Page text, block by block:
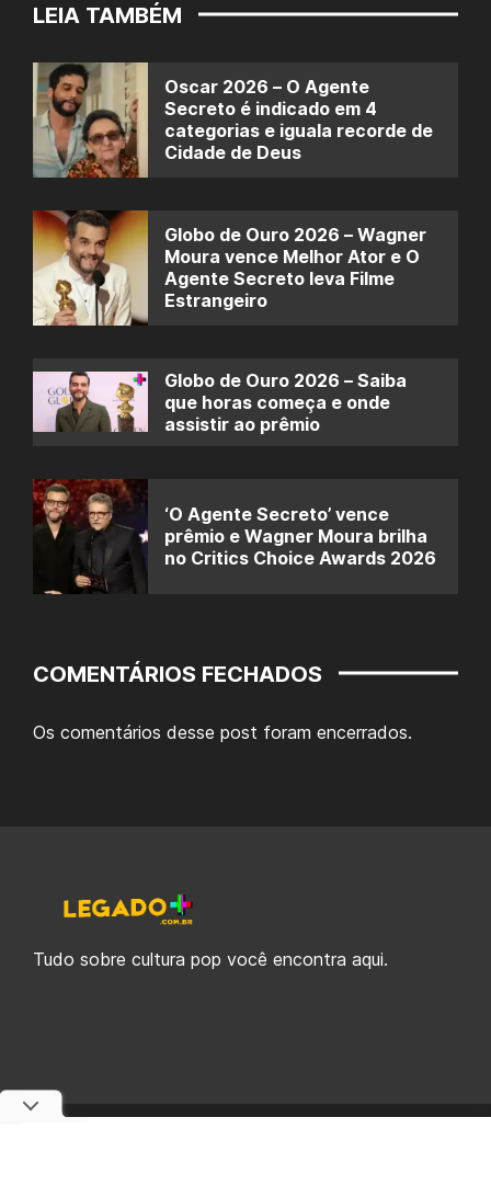
LEIA TAMBÉM
Oscar 2026 – O Agente
Secreto é indicado em 4
categorias e iguala recorde de
Cidade de Deus
Globo de Ouro 2026 – Wagner
Moura vence Melhor Ator e O
Agente Secreto leva Filme
Estrangeiro
Globo de Ouro 2026 – Saiba
que horas começa e onde
assistir ao prêmio
‘O Agente Secreto’ vence
prêmio e Wagner Moura brilha
no Critics Choice Awards 2026
COMENTÁRIOS FECHADOS
Os comentários desse post foram encerrados.
Tudo sobre cultura pop você encontra aqui.